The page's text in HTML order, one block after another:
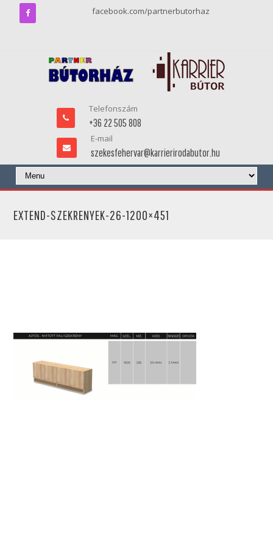
facebook.com/partnerbutorhaz
Telefonszám
+36 22 505 808
E-mail
szekesfehervar@karrierirodabutor.hu
EXTEND-SZEKRENYEK-26-1200×451